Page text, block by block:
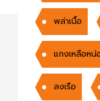
พล่าเนื้อ
แกงเหลือหน่
ลงเรือ